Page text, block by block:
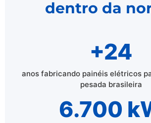
dentro da
+24
anos fabricando painéis elétricos
pesada brasileira
6.700